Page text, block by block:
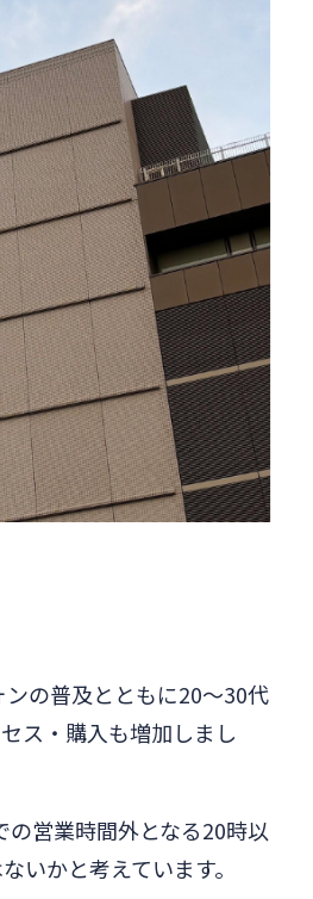
の普及とともに20〜30代
ス・購入も増加しまし
営業時間外となる20時以
いかと考えています。